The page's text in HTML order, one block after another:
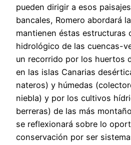
pueden dirigir a esos
bancales, Romero abordará
mantienen éstas estructuras
hidrológico de las cuencas-
un recorrido por los huertos
en las islas Canarias
nateros) y húmedas
niebla) y por los cultivos
berreras) de las más
se reflexionará sobre lo
conservación por ser